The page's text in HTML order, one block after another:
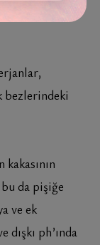
yaratarak
bezlerindeki
da pişiğe
ve ek
ph’ında